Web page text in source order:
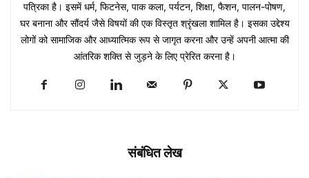
पत्रिका है। इसमें धर्म, फिटनेस, पाक कला, पर्यटन, शिक्षा, फैशन, पालन-पोषण,
घर बनाना और सौंदर्य जैसे विषयों की एक विस्तृत श्रृंखला शामिल है। इसका उद्देश्य
लोगों को सामाजिक और आध्यात्मिक रूप से जागृत करना और उन्हें अपनी आत्मा की
आंतरिक शक्ति से जुड़ने के लिए प्रेरित करना है।
संबंधित लेख